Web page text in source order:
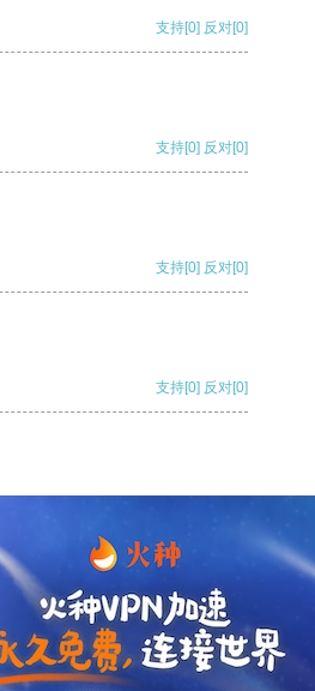
支持[0] 反对[0]
支持[0] 反对[0]
支持[0] 反对[0]
支持[0] 反对[0]
支持 [0] 反对 [0]